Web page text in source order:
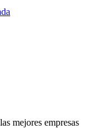
mejores empresas